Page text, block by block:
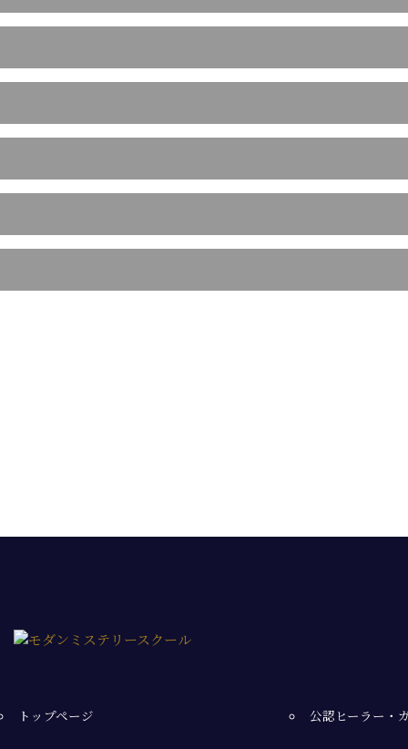
トップページ 公認ヒーラー・